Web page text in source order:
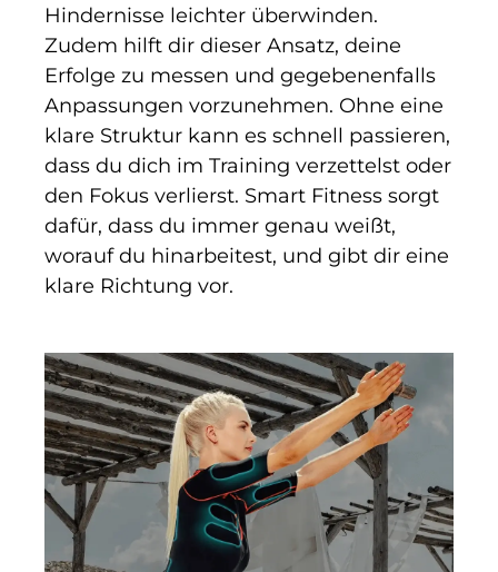
Hindernisse leichter überwinden.
Zudem hilft dir dieser Ansatz, deine
Erfolge zu messen und gegebenenfalls
Anpassungen vorzunehmen. Ohne eine
klare Struktur kann es schnell passieren,
dass du dich im Training verzettelst oder
den Fokus verlierst. Smart Fitness sorgt
dafür, dass du immer genau weißt,
worauf du hinarbeitest, und gibt dir eine
klare Richtung vor.